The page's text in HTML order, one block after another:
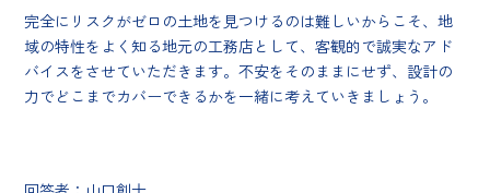
完全にリスクがゼロの土地を見つけるのは難しいからこそ、地
域の特性をよく知る地元の工務店として、客観的で誠実なアド
バイスをさせていただきます。不安をそのままにせず、設計の
力でどこまでカバーできるかを一緒に考えていきましょう。